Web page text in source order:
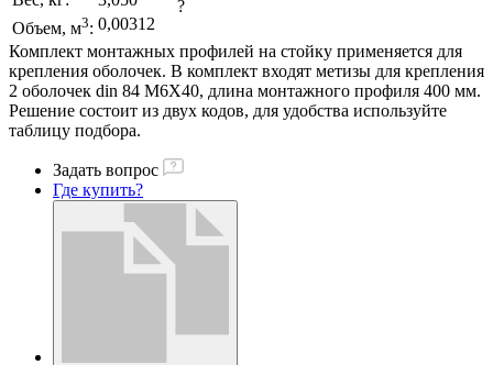
Объем, м3: 0,00312
?
Комплект монтажных профилей на стойку применяется для
крепления оболочек. В комплект входят метизы для крепления
2 оболочек din 84 M6X40, длина монтажного профиля 400 мм.
Решение состоит из двух кодов, для удобства используйте
таблицу подбора.
Задать вопрос
Где купить?